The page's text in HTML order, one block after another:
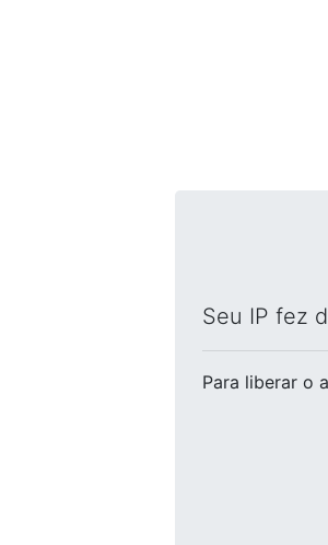
Seu IP fez
Para liberar o